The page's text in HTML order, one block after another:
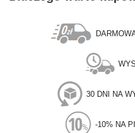
30 DNI NA
-10% NA